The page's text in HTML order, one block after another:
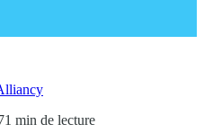
1 min de lecture